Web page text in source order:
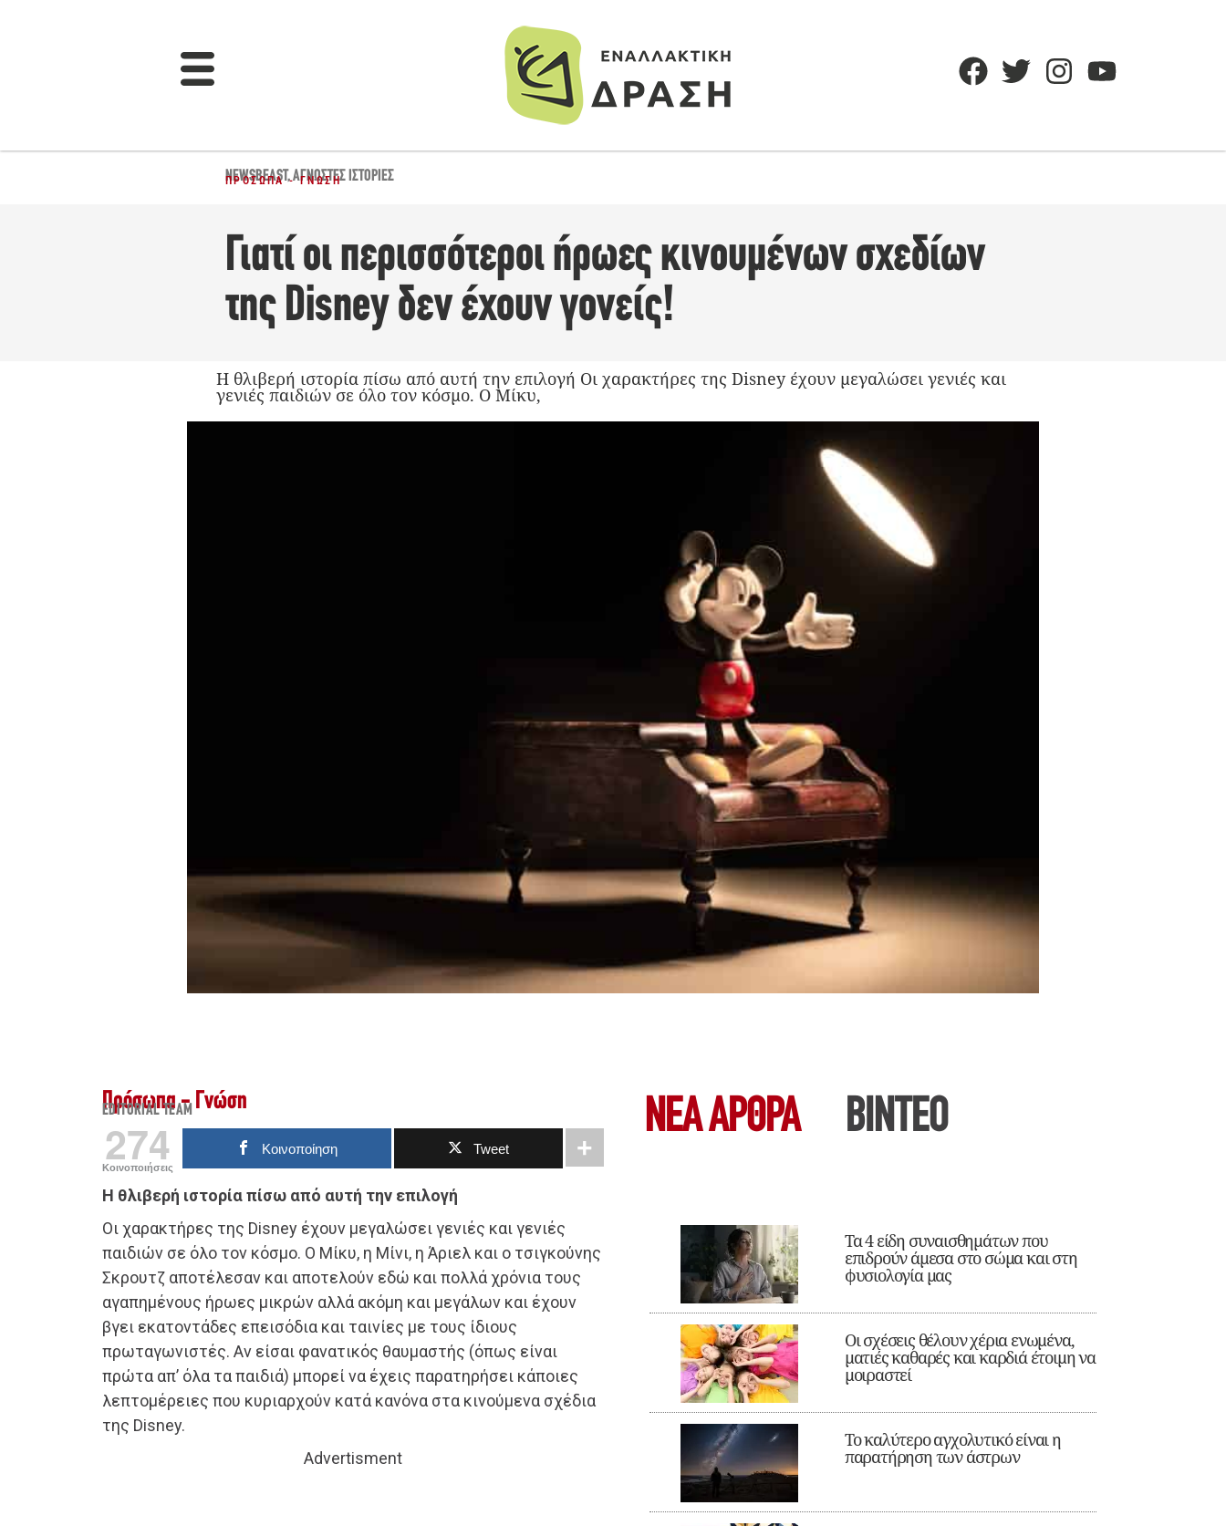
NEWSBEAST,ΆΓΝΩΣΤΕΣ ΙΣΤΟΡΊΕΣ
ΠΡΌΣΩΠΑ - ΓΝΏΣΗ
Γιατί οι περισσότεροι ήρωες κινουμένων σχεδίων
της Disney δεν έχουν γονείς!
Η θλιβερή ιστορία πίσω από αυτή την επιλογή Οι χαρακτήρες της Disney έχουν μεγαλώσει γενιές και
γενιές παιδιών σε όλο τον κόσμο. Ο Μίκυ,
Πρόσωπα - Γνώση
EDITORIAL TEAM
274
Κοινοποιήσεις
Κοινοποίηση Tweet
Η θλιβερή ιστορία πίσω από αυτή την επιλογή
Οι χαρακτήρες της Disney έχουν μεγαλώσει γενιές και γενιές
παιδιών σε όλο τον κόσμο. Ο Μίκυ, η Μίνι, η Άριελ και ο τσιγκούνης
Σκρουτζ αποτέλεσαν και αποτελούν εδώ και πολλά χρόνια τους
αγαπημένους ήρωες μικρών αλλά ακόμη και μεγάλων και έχουν
βγει εκατοντάδες επεισόδια και ταινίες με τους ίδιους
πρωταγωνιστές. Αν είσαι φανατικός θαυμαστής (όπως είναι
πρώτα απ’ όλα τα παιδιά) μπορεί να έχεις παρατηρήσει κάποιες
λεπτομέρειες που κυριαρχούν κατά κανόνα στα κινούμενα σχέδια
της Disney.
Advertisment
ΝΕΑ ΆΡΘΡΑ ΒΙΝΤΕΟ
Τα 4 είδη συναισθημάτων που
επιδρούν άμεσα στο σώμα και στη
φυσιολογία μας
Οι σχέσεις θέλουν χέρια ενωμένα,
ματιές καθαρές και καρδιά έτοιμη να
μοιραστεί
Το καλύτερο αγχολυτικό είναι η
παρατήρηση των άστρων